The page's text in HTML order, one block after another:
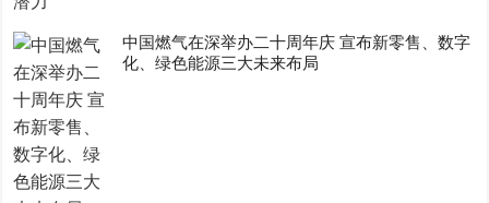
中国燃气在深举办二十周年庆 宣布新零售、数字
化、绿色能源三大未来布局